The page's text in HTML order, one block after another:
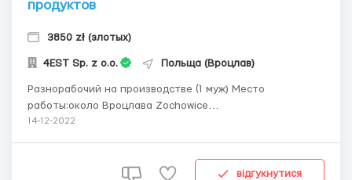
продуктов
3850 zł (злотых)
4EST Sp. z o.o. Польща (Вроцлав)
Разнорабочий на производстве (1 муж) Место
работы:около Вроцлава Zochowice
Обязанности:подготовка элементов к покраске:
уход за элементами после покраски. Уборка, подсобные
14-12-2022
відгукнутися